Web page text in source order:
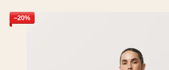
−20%